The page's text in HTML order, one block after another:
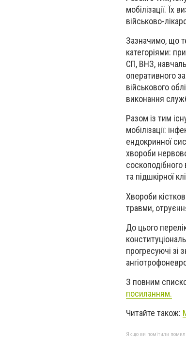
мобілізації. Їх
військово-
Зазначимо, що
категоріями:
СП, ВНЗ,
оперативного
військового
виконання
Разом із тим
мобілізації:
ендокринної
хвороби
та підшкірної
Хвороби
травми,
До цього
прогресуючі зі
З повним
посиланням.
Читайте також:
Якщо ви помітили